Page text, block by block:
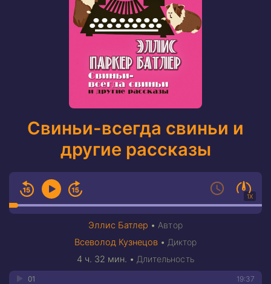
Свиньи-всегда свиньи и
другие рассказы
1X
Эллис Батлер • Автор
Всеволод Кузнецов • Диктор
4 ч. 32 мин. • Длительность
19:37
01